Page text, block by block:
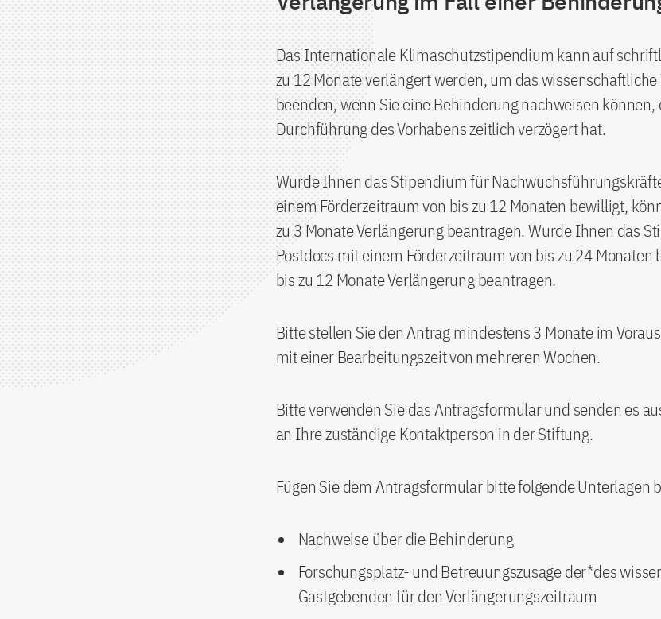
Das Internationale Klimaschutzstipendium kann auf
zu 12 Monate verlängert werden, um das wissenschaftliche
beenden, wenn Sie eine Behinderung nachweisen können,
Durchführung des Vorhabens zeitlich verzögert hat.
Wurde Ihnen das Stipendium für
einem Förderzeitraum von bis zu 12 Monaten bewilligt,
zu 3 Monate Verlängerung beantragen. Wurde Ihnen das
Postdocs mit einem Förderzeitraum von bis zu 24
bis zu 12 Monate Verlängerung beantragen.
Bitte stellen Sie den Antrag mindestens 3 Monate im
mit einer Bearbeitungszeit von mehreren Wochen.
Bitte verwenden Sie das Antragsformular und senden es
an Ihre zuständige Kontaktperson in der Stiftung.
Fügen Sie dem Antragsformular bitte folgende Unterlagen
Nachweise über die Behinderung
Forschungsplatz- und Betreuungszusage der*des
Gastgebenden für den Verlängerungszeitraum